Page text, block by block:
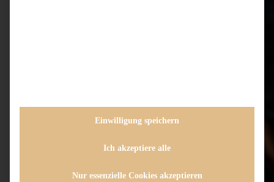
Einwilligung speichern
Ich akzeptiere alle
Nur essenzielle Cookies akzeptieren